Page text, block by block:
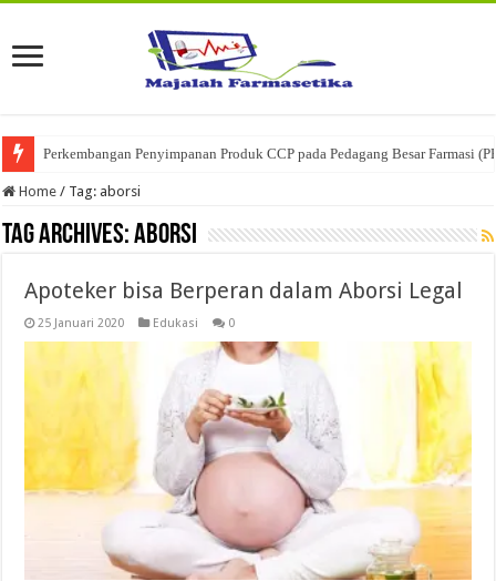
Perkembangan Penyimpanan Produk CCP pada Pedagang Besar Farmasi
Home / Tag: aborsi
Tag Archives:aborsi
Apoteker bisa Berperan dalam Aborsi Legal
25 Januari 2020 Edukasi 0